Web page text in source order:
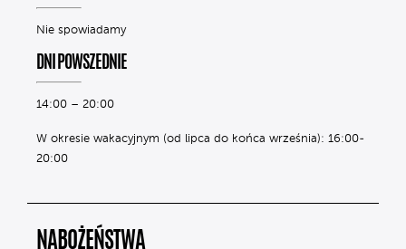
Nie spowiadamy
DNI POWSZEDNIE
14:00 – 20:00
W okresie wakacyjnym (od lipca do końca września): 16:00-
20:00
NABOŻEŃSTWA